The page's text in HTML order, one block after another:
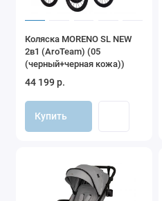
Коляска MORENO SL NEW
2в1 (AroTeam) (05
(черный+черная кожа))
44 199 р.
Купить